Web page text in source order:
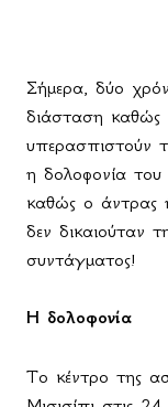
Σήμερα, δύο
διάσταση καθώς
υπερασπιστούν
η δολοφονία
καθώς ο άντρας
δεν δικαιούταν
συντάγματος!
Η δολοφονία
Το κέντρο της